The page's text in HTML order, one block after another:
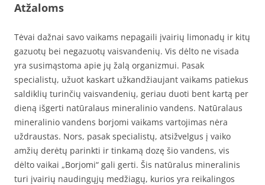
Atžaloms
Tėvai dažnai savo vaikams nepagaili įvairių limonadų ir kitų
gazuotų bei negazuotų vaisvandenių. Vis dėlto ne visada
yra susimąstoma apie jų žalą organizmui. Pasak
specialistų, užuot kaskart užkandžiaujant vaikams patiekus
saldiklių turinčių vaisvandenių, geriau duoti bent kartą per
dieną išgerti natūralaus mineralinio vandens. Natūralaus
mineralinio vandens borjomi vaikams vartojimas nėra
uždraustas. Nors, pasak specialistų, atsižvelgus į vaiko
amžių derėtų parinkti ir tinkamą dozę šio vandens, vis
dėlto vaikai „Borjomi“ gali gerti. Šis natūralus mineralinis
turi įvairių naudingųjų medžiagų, kurios yra reikalingos